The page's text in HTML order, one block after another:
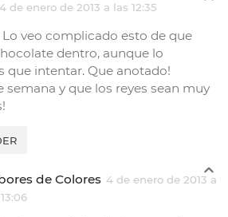
4 de enero de 2013 a las 12:35
Lo veo complicado esto de que
dentro, aunque lo
que intentar. Que anotado!
semana y que los reyes sean muy
de Colores 4 de enero de 2013 a